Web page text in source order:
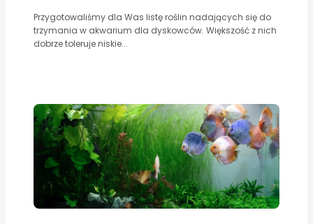
Przygotowaliśmy dla Was listę roślin nadających się do
trzymania w akwarium dla dyskowców. Większość z nich
dobrze toleruje niskie...